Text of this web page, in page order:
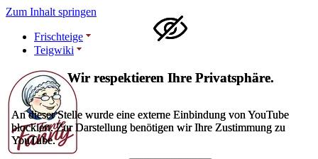
Zum Inhalt springen
Frischteige
Teigwiki
Wir respektieren Ihre Privatsphäre.
An dieser Stelle wurde eine externe Einbindung von YouTube
blockiert. Zur Darstellung benötigen wir Ihre Zustimmung zu
YouTube.
Wir respektieren Ihre Privatsphäre.
An dieser Stelle wurde eine externe Einbindung von YouTube
blockiert. Zur Darstellung benötigen wir Ihre Zustimmung zu
YouTube.